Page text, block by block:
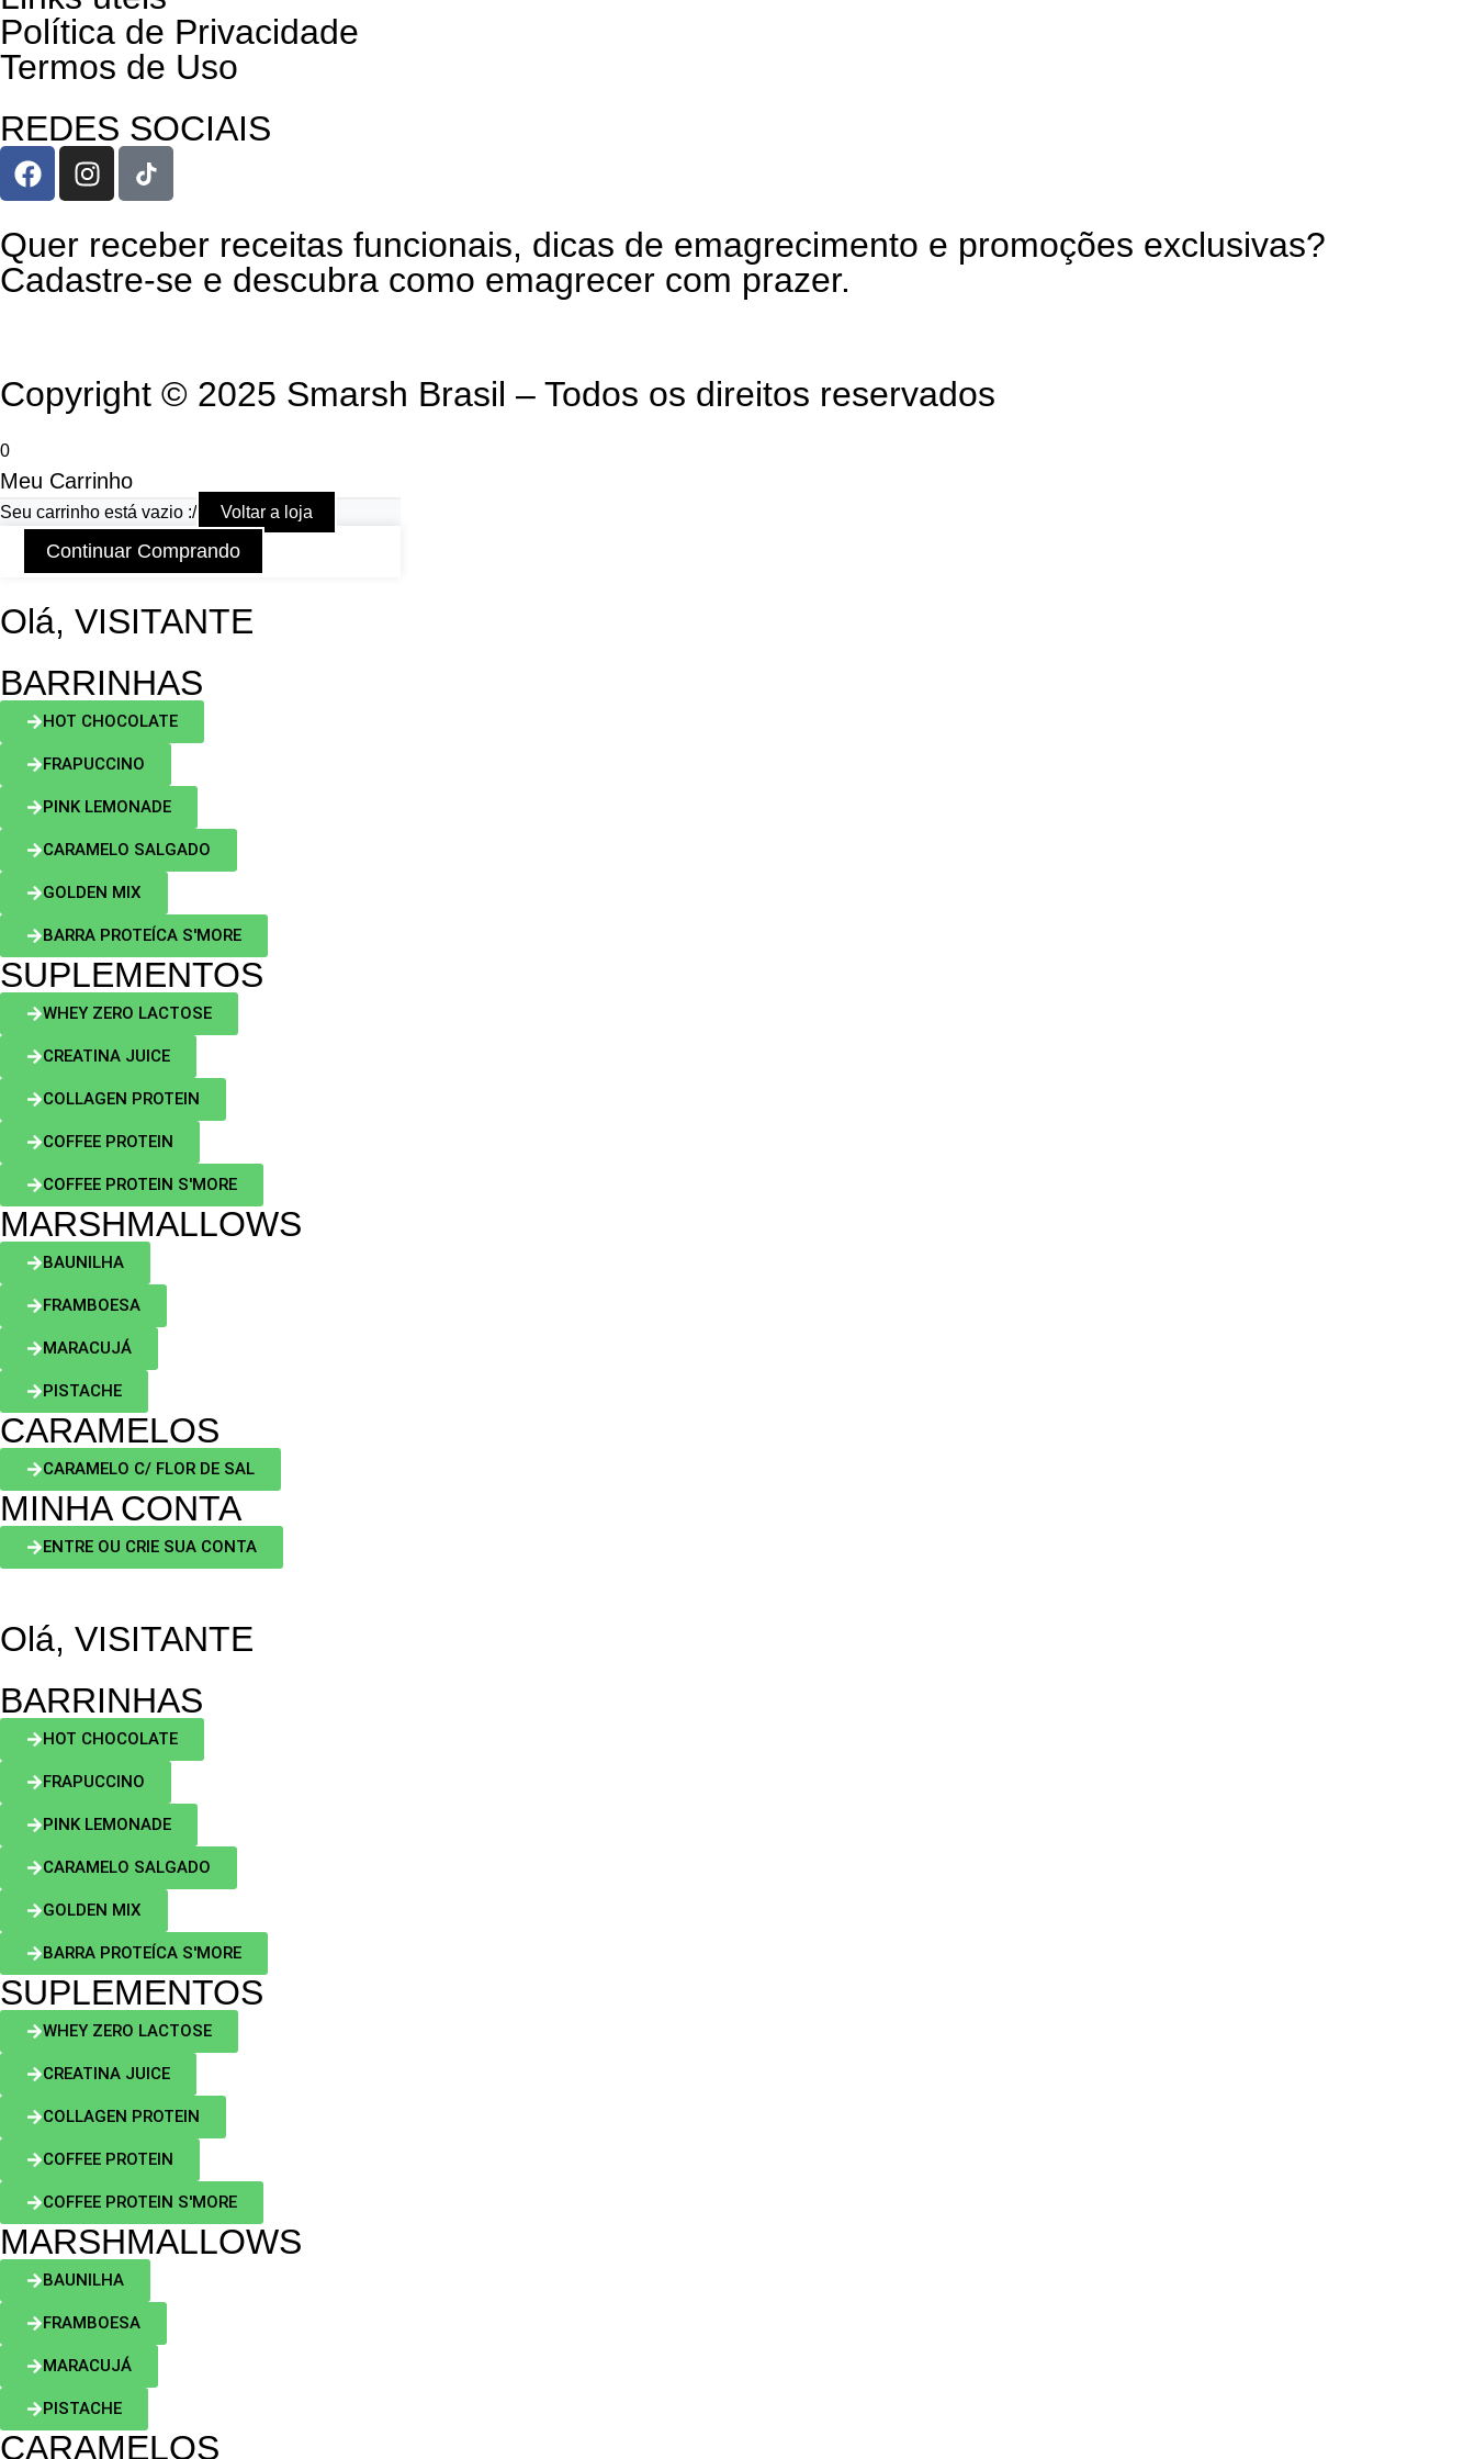
Política de Privacidade
Termos de Uso
REDES SOCIAIS
Quer receber receitas funcionais, dicas de emagrecimento e promoções exclusivas?
Cadastre-se e descubra como emagrecer com prazer.
Copyright © 2025 Smarsh Brasil – Todos os direitos reservados
0
Meu Carrinho
Seu carrinho está vazio :/ Voltar a loja
Continuar Comprando
Olá, VISITANTE
BARRINHAS
HOT CHOCOLATE
FRAPUCCINO
PINK LEMONADE
CARAMELO SALGADO
GOLDEN MIX
BARRA PROTEÍCA S'MORE
SUPLEMENTOS
WHEY ZERO LACTOSE
CREATINA JUICE
COLLAGEN PROTEIN
COFFEE PROTEIN
COFFEE PROTEIN S'MORE
MARSHMALLOWS
BAUNILHA
FRAMBOESA
MARACUJÁ
PISTACHE
CARAMELOS
CARAMELO C/ FLOR DE SAL
MINHA CONTA
ENTRE OU CRIE SUA CONTA
Olá, VISITANTE
BARRINHAS
HOT CHOCOLATE
FRAPUCCINO
PINK LEMONADE
CARAMELO SALGADO
GOLDEN MIX
BARRA PROTEÍCA S'MORE
SUPLEMENTOS
WHEY ZERO LACTOSE
CREATINA JUICE
COLLAGEN PROTEIN
COFFEE PROTEIN
COFFEE PROTEIN S'MORE
MARSHMALLOWS
BAUNILHA
FRAMBOESA
MARACUJÁ
PISTACHE
CARAMELOS